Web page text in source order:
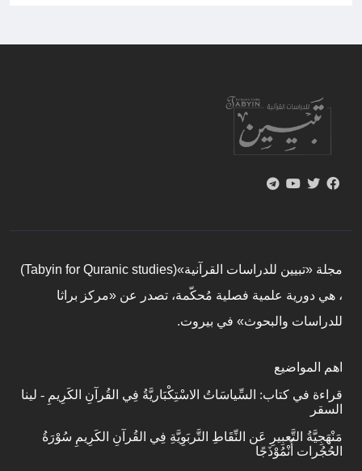
مجلة «تبيين للدراسات القرآنية»(Tabyin for Quranic studies)
، هي دورية علمية فصلية مُحكّمة، تصدر عن «مركز براثا
للدراسات والبحوث» في بيروت.
اهم المواضيع
قراءة في كتاب: السِّياسَاتُ الاسْتِكْبَاريَّةُ فِي القُرآنِ الكَرِيمِ - لينا
السقر
مَنْهَجِيَّةُ التَّعبِيرِ عَن النِّقَاطِ التَّربَوِيَّةِ فِي القُرآنِ الكَرِيمِ سُوْرَةُ
الحُجُرات أُنْمُوْذَجًا